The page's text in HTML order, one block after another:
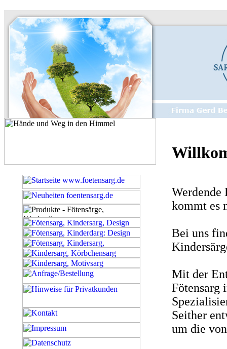
Werdende
kommt es
Bei uns
Mit der
Fötensarg
Seither
um die